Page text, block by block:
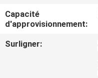
CONTACTEZ-
NOUS
Capacité
d'approvisionnement:
Surligner: